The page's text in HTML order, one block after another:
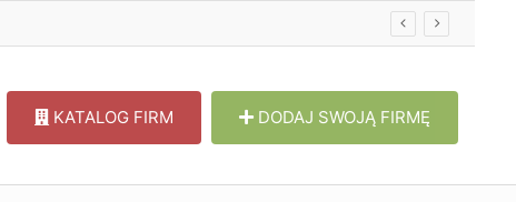
KATALOG FIRM DODAJ SWOJĄ FIRMĘ